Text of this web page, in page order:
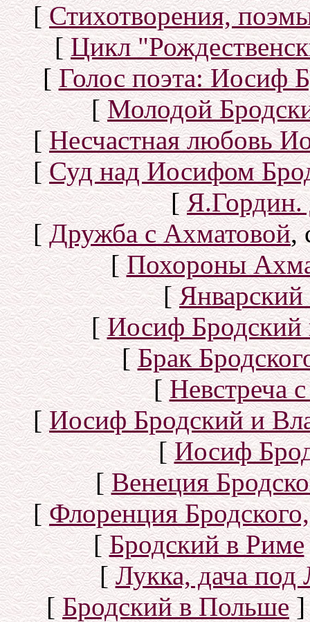
[Стихотворения,
[Цикл
[Голос поэта: Иосиф
[Молодой
[Несчастная любовь
[Суд над Иосифом
[Я.Гордин.
[Дружба с Ахматовой,
[Похороны
[Январский
[Иосиф Бродский
[Брак
[Невстреча
[Иосиф Бродский и
[Иосиф
[Венеция
[Флоренция
[Бродский в Риме
[Лукка, дача под
[Бродский в Польше]